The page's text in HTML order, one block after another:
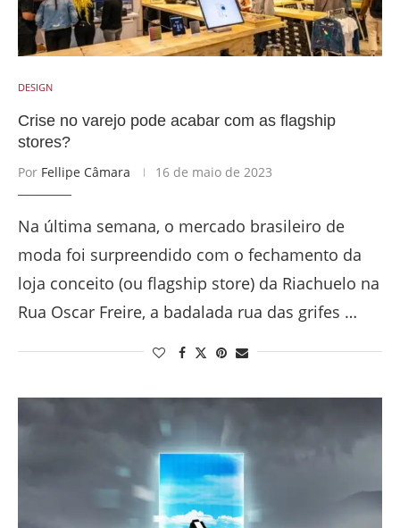
DESIGN
Crise no varejo pode acabar com as flagship
stores?
Por Fellipe Câmara 16 de maio de 2023
Na última semana, o mercado brasileiro de
moda foi surpreendido com o fechamento da
loja conceito (ou flagship store) da Riachuelo na
Rua Oscar Freire, a badalada rua das grifes …